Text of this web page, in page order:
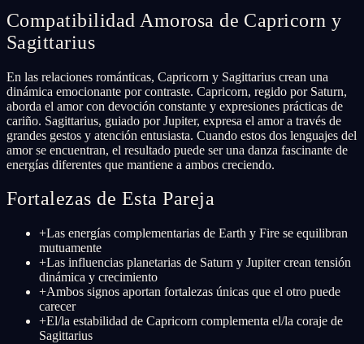
Compatibilidad Amorosa de Capricorn y
Sagittarius
En las relaciones románticas, Capricorn y Sagittarius crean una
dinámica emocionante por contraste. Capricorn, regido por Saturn,
aborda el amor con devoción constante y expresiones prácticas de
cariño. Sagittarius, guiado por Jupiter, expresa el amor a través de
grandes gestos y atención entusiasta. Cuando estos dos lenguajes del
amor se encuentran, el resultado puede ser una danza fascinante de
energías diferentes que mantiene a ambos creciendo.
Fortalezas de Esta Pareja
+Las energías complementarias de Earth y Fire se equilibran
mutuamente
+Las influencias planetarias de Saturn y Jupiter crean tensión
dinámica y crecimiento
+Ambos signos aportan fortalezas únicas que el otro puede
carecer
+El/la estabilidad de Capricorn complementa el/la coraje de
Sagittarius